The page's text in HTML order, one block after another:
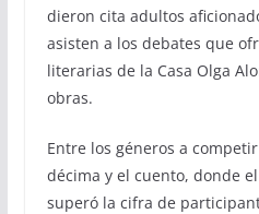
dieron cita adultos
asisten a los debates que
literarias de la Casa Olga
obras.
Entre los géneros a
décima y el cuento, donde
superó la cifra de